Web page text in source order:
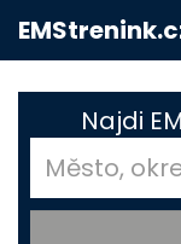
Najdi